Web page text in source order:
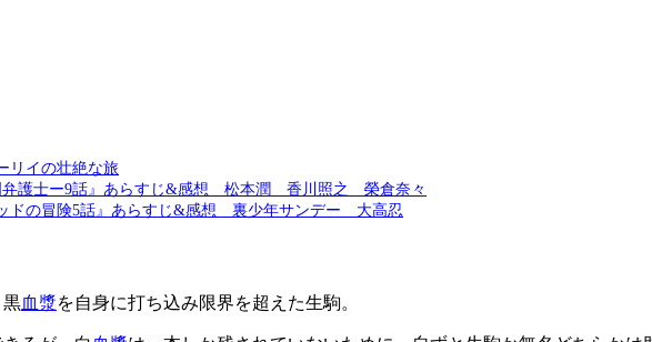
リイの壮絶な旅
弁護士ー9話』あらすじ&感想 松本潤 香川照之 榮倉奈々
ドの冒険5話』あらすじ&感想 裏少年サンデー 大高忍
黒血漿を自身に打ち込み限界を超えた生駒。